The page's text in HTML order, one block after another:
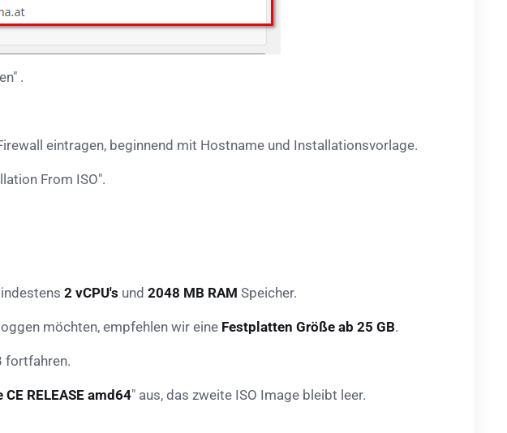
.
eintragen, beginnend mit Hostname und Installationsvorlage.
From ISO".
2 vCPU's und 2048 MB RAM Speicher.
möchten, empfehlen wir eine Festplatten Größe ab 25 GB.
fortfahren.
CE RELEASE amd64" aus, das zweite ISO Image bleibt leer.